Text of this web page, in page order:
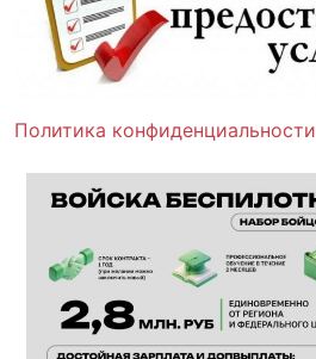
Политика конфиденциальности